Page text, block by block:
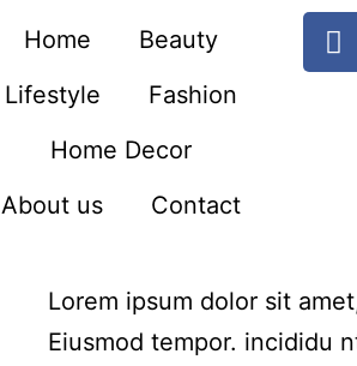
Home
Beauty
Lifestyle
Fashion
Home Decor
About us
Contact
Lorem ipsum dolor sit
Eiusmod tempor. incididu